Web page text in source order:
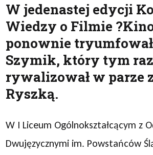
W jedenastej edycji
Wiedzy o Filmie
ponownie
Szymik, który tym
rywalizował w parze
Ryszką.
W I Liceum Ogólnokształcącym z
Dwujęzycznymi im. Powstańców